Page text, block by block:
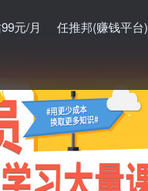
元/月 任推邦(赚钱平台)